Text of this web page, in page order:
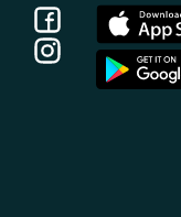
Facebook
Instagram
App
Store
App
Store